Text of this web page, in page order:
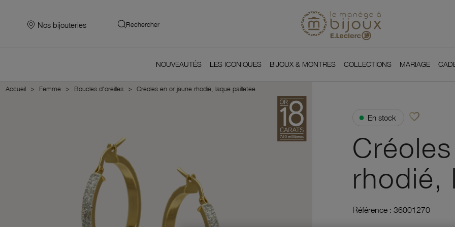
Nos bijouteries Rechercher
NOUVEAUTÉS LES ICONIQUES BIJOUX & MONTRES COLLECTIONS MARIAGE
Accueil Femme Boucles d'oreilles Créoles en or jaune rhodié, laque pailletée
● En stock favorite_borderAjouter à vos
rhodié,
Référence : 36001270